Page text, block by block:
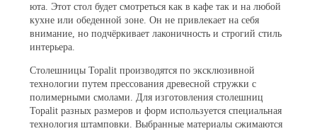
юта. Этот стол будет смотреться как в кафе так и на любой
кухне или обеденной зоне. Он не привлекает на себя
внимание, но подчёркивает лаконичность и строгий стиль
интерьера.
Столешницы Topalit производятся по эксклюзивной
технологии путем прессования древесной стружки с
полимерными смолами. Для изготовления столешниц
Topalit разных размеров и форм используется специальная
технология штамповки. Выбранные материалы сжимаются